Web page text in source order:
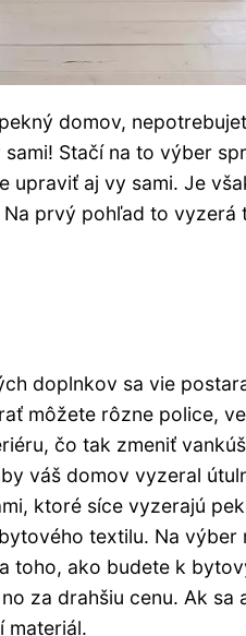
domov,
Stačí na to výber
aj vy sami. Je
prvý pohľad to
doplnkov sa vie
môžete rôzne police,
čo tak zmeniť
váš domov vyzeral
ktoré síce vyzerajú
textilu. Na
toho, ako budete k
za drahšiu cenu. Ak sa
materiál.